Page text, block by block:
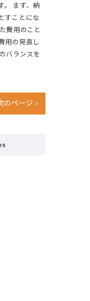
。 まず、納
すことにな
費用のこと
用の見直し
バランスを
のページ >